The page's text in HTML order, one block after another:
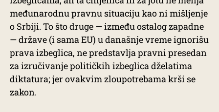
međunarodnu pravnu situaciju kao ni mišljenje
o Srbiji. To što druge — između ostalog zapadne
— države (i sama EU) u današnje vreme ignorišu
prava izbeglica, ne predstavlja pravni presedan
za izručivanje političkih izbeglica dželatima
diktatura; jer ovakvim zloupotrebama krši se
zakon.